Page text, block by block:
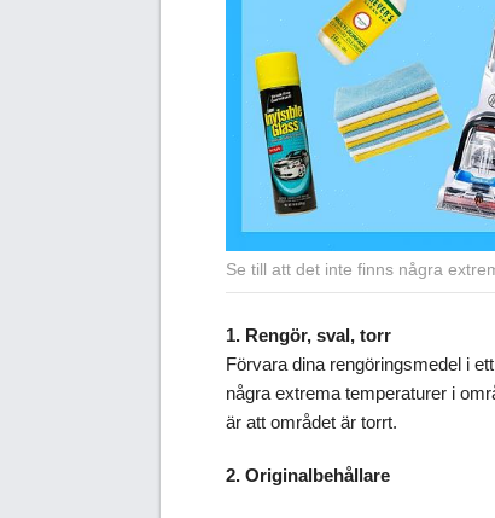
Se till att det inte finns några
1. Rengör, sval, torr
Förvara dina rengöringsmedel i
några extrema temperaturer i
är att området är torrt.
2. Originalbehållare